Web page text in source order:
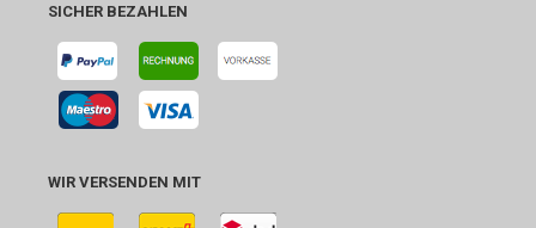
SICHER BEZAHLEN
WIR VERSENDEN MIT